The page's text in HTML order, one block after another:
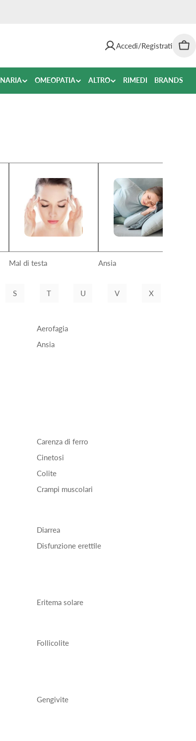
Accedi/Registrati
OMEOPATIA ALTRO RIMEDI BRANDS
Mal di testa Ansia
S T U V X
Aerofagia
Ansia
Carenza di ferro
Cinetosi
Colite
Crampi muscolari
Diarrea
Disfunzione erettile
Eritema solare
Follicolite
Gengivite